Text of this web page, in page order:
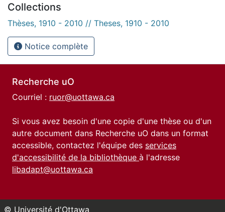
Collections
Thèses, 1910 - 2010 // Theses, 1910 - 2010
Notice complète
Recherche uO
Courriel : ruor@uottawa.ca
Si vous avez besoin d'une copie d'une thèse ou d'un
autre document dans Recherche uO dans un format
accessible, contactez l'équipe des services
d'accessibilité de la bibliothèque à l'adresse
libadapt@uottawa.ca
© Université d'Ottawa